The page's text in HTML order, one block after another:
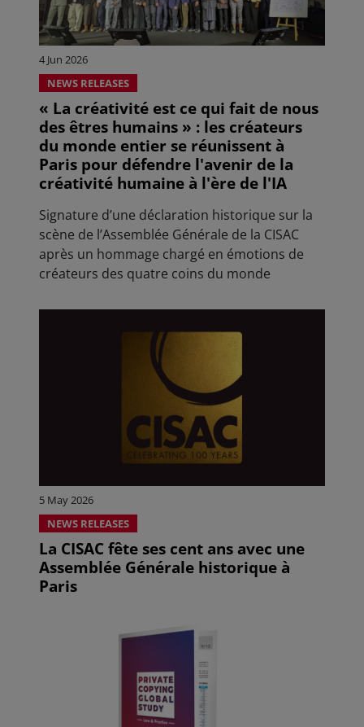
4 Jun 2026
NEWS RELEASES
« La créativité est ce qui fait de nous
des êtres humains » : les créateurs
du monde entier se réunissent à
Paris pour défendre l'avenir de la
créativité humaine à l'ère de l'IA
Signature d’une déclaration historique sur la
scène de l’Assemblée Générale de la CISAC
après un hommage chargé en émotions de
créateurs des quatre coins du monde
5 May 2026
NEWS RELEASES
La CISAC fête ses cent ans avec une
Assemblée Générale historique à
Paris